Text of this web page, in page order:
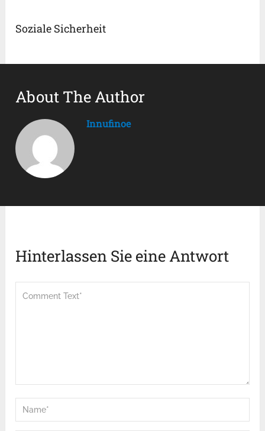
Soziale Sicherheit
About The Author
Innufinoe
Hinterlassen Sie eine Antwort